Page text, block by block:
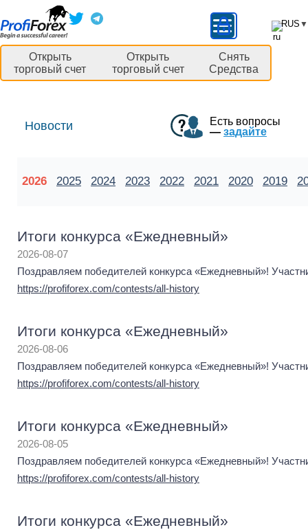
Открыть
торговый счет
Открыть
торговый счет
Снять
Средства
RUS ▼
Новости
Есть вопросы
— задайте
2026 2025 2024 2023 2022 2021 2020 2019
Итоги конкурса «Ежедневный»
2026-08-07
Поздравляем победителей конкурса «Ежедневный»!
https://profiforex.com/contests/all-history
Итоги конкурса «Ежедневный»
2026-08-06
Поздравляем победителей конкурса «Ежедневный»!
https://profiforex.com/contests/all-history
Итоги конкурса «Ежедневный»
2026-08-05
Поздравляем победителей конкурса «Ежедневный»!
https://profiforex.com/contests/all-history
Итоги конкурса «Ежедневный»